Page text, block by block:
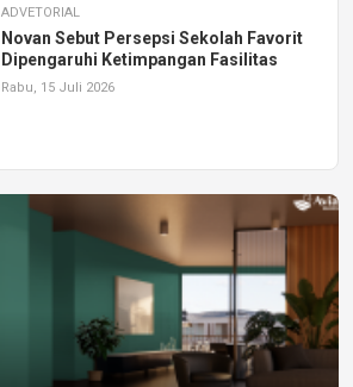
ADVETORIAL
Novan Sebut Persepsi Sekolah Favorit
Dipengaruhi Ketimpangan Fasilitas
Rabu, 15 Juli 2026